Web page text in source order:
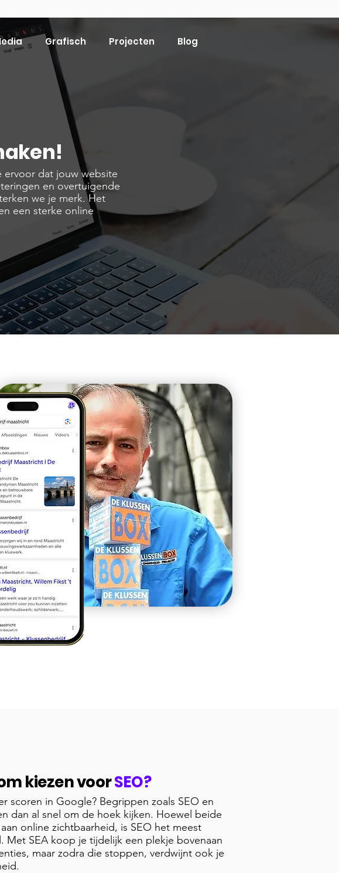
Grafisch Projecten
Blog
ervoor dat jouw website
en overtuigende
we je merk. Het
een sterke online
kiezen voorSEO?
scoren in Google? Begrippen zoals SEO en
dan al snel om de hoek kijken. Hoewel beide
online zichtbaarheid, is SEO het meest
Met SEA koop je tijdelijk een plekje bovenaan
maar zodra die stoppen, verdwijnt ook je